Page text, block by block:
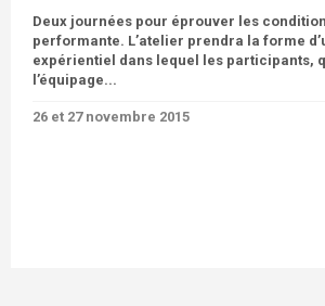
Deux journées pour éprouver les
performante. L’atelier prendra la forme
expérientiel dans lequel les participants,
l’équipage...
26 et 27 novembre 2015